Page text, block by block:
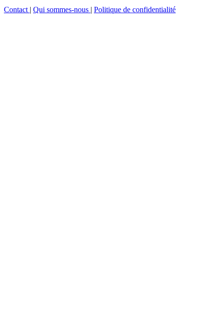
Contact | Qui sommes-nous | Politique de confidentialité